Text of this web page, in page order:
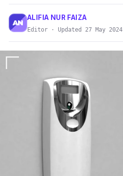
AN
ALIFIA NUR FAIZA
Editor · Updated 27 May 2024